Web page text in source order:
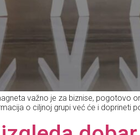
važno je za biznise, pogotovo
o ciljnoj grupi već će i doprineti